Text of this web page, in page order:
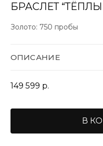
БРАСЛЕТ
Золото: 750 пробы
ОПИСАНИЕ
149 599 р.
В